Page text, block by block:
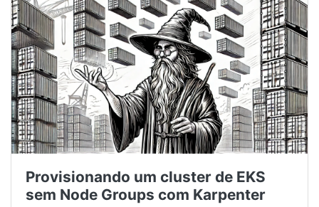
Provisionando um cluster de EKS
sem Node Groups com Karpenter